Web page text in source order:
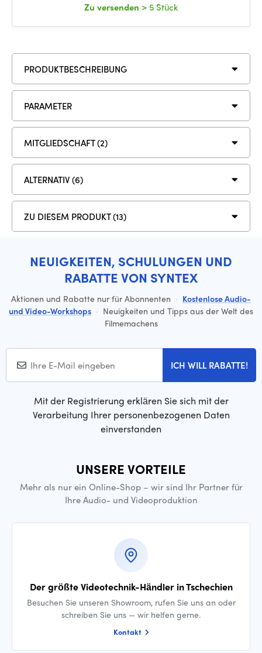
Zu versenden > 5 Stück
PRODUKTBESCHREIBUNG
PARAMETER
MITGLIEDSCHAFT (2)
ALTERNATIV (6)
ZU DIESEM PRODUKT (13)
NEUIGKEITEN, SCHULUNGEN UND
RABATTE VON SYNTEX
Aktionen und Rabatte nur für Abonnenten · Kostenlose Audio-
und Video-Workshops · Neuigkeiten und Tipps aus der Welt des
Filmemachens
ICH WILL RABATTE!
Mit der Registrierung erklären Sie sich mit der
Verarbeitung Ihrer personenbezogenen Daten
einverstanden
UNSERE VORTEILE
Mehr als nur ein Online-Shop – wir sind Ihr Partner für
Ihre Audio- und Videoproduktion
Der größte Videotechnik-Händler in Tschechien
Besuchen Sie unseren Showroom, rufen Sie uns an oder
schreiben Sie uns — wir helfen gerne.
Kontakt